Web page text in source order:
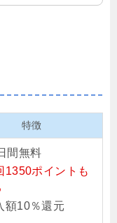
特徴
間無料
1350ポイントも
額10％還元